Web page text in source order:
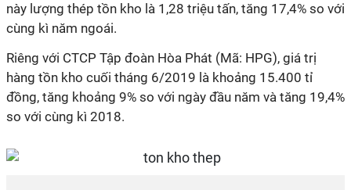
này lượng thép tồn kho là 1,28 triệu tấn, tăng 17,4% so với
cùng kì năm ngoái.
Riêng với CTCP Tập đoàn Hòa Phát (Mã: HPG), giá trị
hàng tồn kho cuối tháng 6/2019 là khoảng 15.400 tỉ
đồng, tăng khoảng 9% so với ngày đầu năm và tăng 19,4%
so với cùng kì 2018.